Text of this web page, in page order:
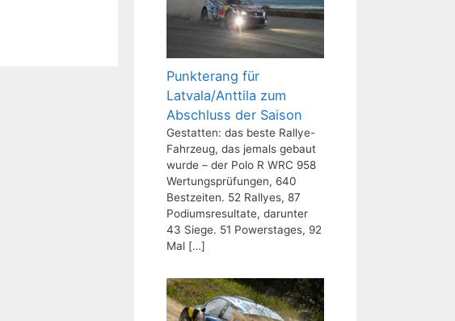
Punkterang für
Latvala/Anttila zum
Abschluss der Saison
Gestatten: das beste Rallye-
Fahrzeug, das jemals gebaut
wurde – der Polo R WRC 958
Wertungsprüfungen, 640
Bestzeiten. 52 Rallyes, 87
Podiumsresultate, darunter
43 Siege. 51 Powerstages, 92
Mal […]